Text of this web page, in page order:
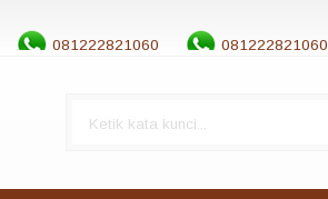
081222821060 081222821060